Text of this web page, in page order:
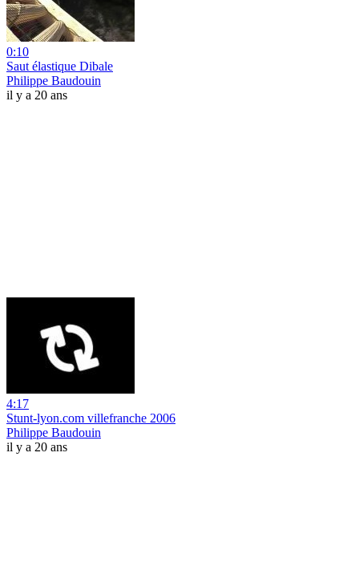
0:10
Saut élastique Dibale
Philippe Baudouin
il y a 20 ans
4:17
Stunt-lyon.com villefranche 2006
Philippe Baudouin
il y a 20 ans